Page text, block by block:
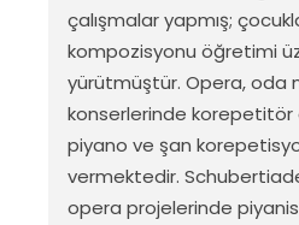
çalışmalaryapmış;
kompozisyonu öğretimi
yürütmüştür. Opera,oda
konserlerinde korepetitör
piyano ve şan
vermektedir.
opera projelerinde